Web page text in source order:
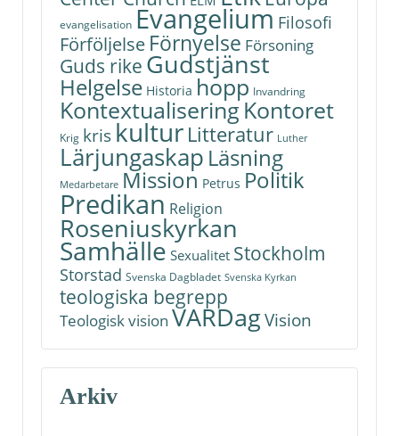
evangelisation Evangelium Filosofi
Förföljelse Förnyelse Försoning
Guds rike Gudstjänst
Helgelse Historia hopp Invandring
KontextualiseringKontoret
Krig kris kultur Litteratur Luther
Lärjungaskap Läsning
Medarbetare Mission Petrus Politik
Predikan Religion
Roseniuskyrkan
Samhälle Sexualitet Stockholm
Storstad Svenska Dagbladet Svenska Kyrkan
teologiska begrepp
Teologisk vision VARDagVision
Arkiv